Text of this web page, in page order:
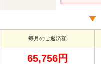
毎月のご返済額
65,756円